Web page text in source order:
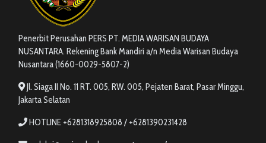
Penerbit Perusahan PERS PT. MEDIA WARISAN BUDAYA
NUSANTARA. Rekening Bank Mandiri a/n Media Warisan Budaya
Nusantara (1660-0029-5807-2)
Jl. Siaga II No. 11 RT. 005, RW. 005, Pejaten Barat, Pasar Minggu,
Jakarta Selatan
HOTLINE +6281318925808 / +6281390231428